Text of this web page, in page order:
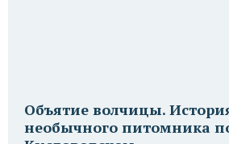
Объятие волчицы.
необычного питомника